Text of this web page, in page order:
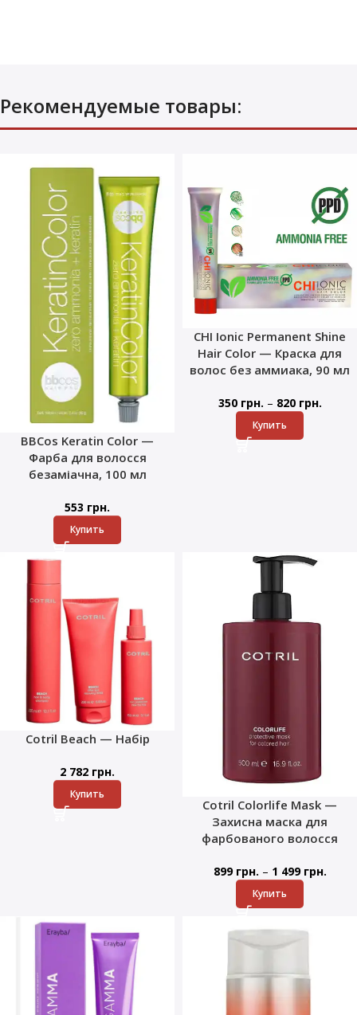
Рекомендуемые товары:
BBCos Keratin Color —
Фарба для волосся
безаміачна, 100 мл
553 грн.
Купить
CHI Ionic Permanent Shine
Hair Color — Краска для
волос без аммиака, 90 мл
350 грн. – 820 грн.
Купить
Cotril Beach — Набір
2 782 грн.
Купить
Cotril Colorlife Mask —
Захисна маска для
фарбованого волосся
899 грн. – 1 499 грн.
Купить